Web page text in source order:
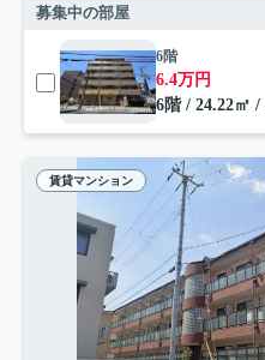
募集中の部屋
6階
6.4万円
6階 / 24.22㎡ /
賃貸マンション